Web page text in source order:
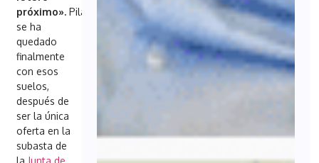
próximo».Pilatus
se ha
quedado
finalmente
con esos
suelos,
después de
ser la única
oferta en la
subasta de
la Junta de